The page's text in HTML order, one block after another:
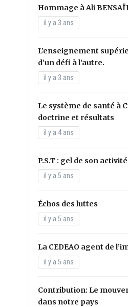
Hommage à Ali
il y a 3 ans
L’enseignement
d’un défi à l’autre.
il y a 3 ans
Le système de santé à
doctrine et résultats
il y a 4 ans
P.S.T : gel de son activité
il y a 5 ans
Échos des luttes
il y a 5 ans
La CEDEAO agent de
il y a 5 ans
Contribution: Le
dans notre pays